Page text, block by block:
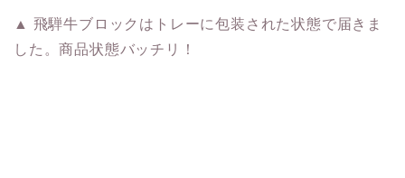
▲ 飛騨牛ブロックはトレーに包装された状態で届きま
した。商品状態バッチリ！